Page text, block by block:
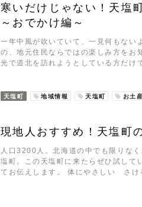
寒いだけじゃない！天塩
～おでかけ編～
一年中風が吹いていて、一見何もない
の、地元住民ならではの楽しみ方をお
光で道北を訪れようとしている方だ
天塩町 地域情報 天塩町 お土
現地人おすすめ！天塩町
人口3200人。北海道の中でも限りな
塩町。この天塩町に来たらぜひ試して
てお伝えします。 体にやさしい さ